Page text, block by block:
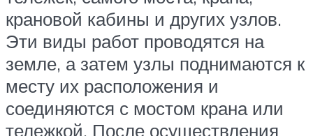
крановой кабины и других узлов.
Эти виды работ проводятся на
земле, а затем узлы поднимаются к
месту их расположения и
соединяются с мостом крана или
тележкой. После осуществления